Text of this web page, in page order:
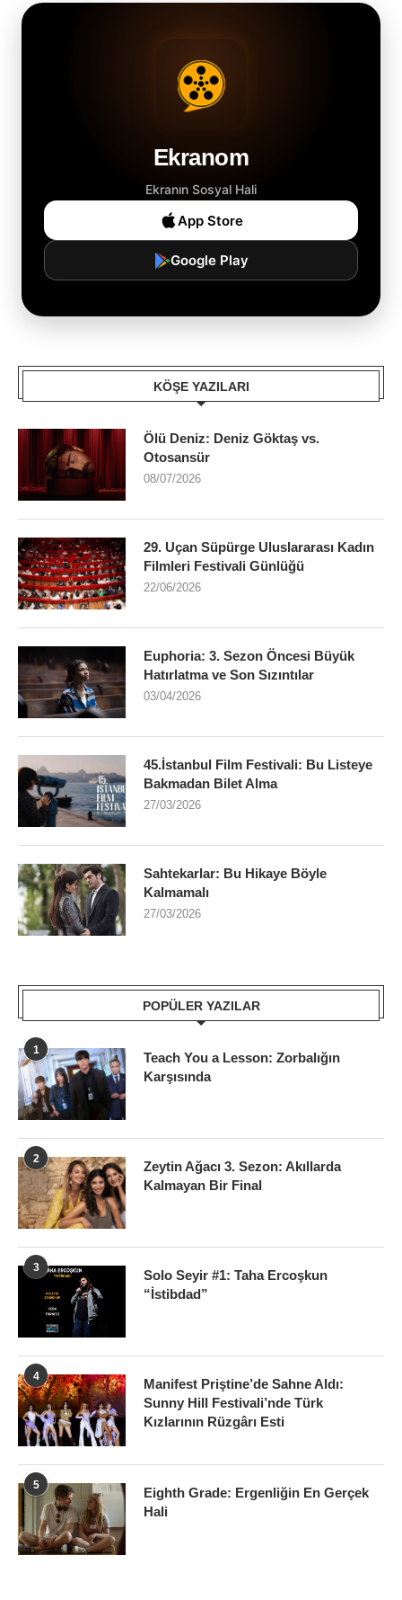
Ekranom
Ekranın Sosyal Hali
App Store
Google Play
KÖŞE YAZILARI
Ölü Deniz: Deniz Göktaş vs.
Otosansür
08/07/2026
29. Uçan Süpürge Uluslararası Kadın
Filmleri Festivali Günlüğü
22/06/2026
Euphoria: 3. Sezon Öncesi Büyük
Hatırlatma ve Son Sızıntılar
03/04/2026
45.İstanbul Film Festivali: Bu Listeye
Bakmadan Bilet Alma
27/03/2026
Sahtekarlar: Bu Hikaye Böyle
Kalmamalı
27/03/2026
POPÜLER YAZILAR
1
Teach You a Lesson: Zorbalığın
Karşısında
2
Zeytin Ağacı 3. Sezon: Akıllarda
Kalmayan Bir Final
3
Solo Seyir #1: Taha Ercoşkun
“İstibdad”
4
Manifest Priştine’de Sahne Aldı:
Sunny Hill Festivali’nde Türk
Kızlarının Rüzgârı Esti
5
Eighth Grade: Ergenliğin En Gerçek
Hali